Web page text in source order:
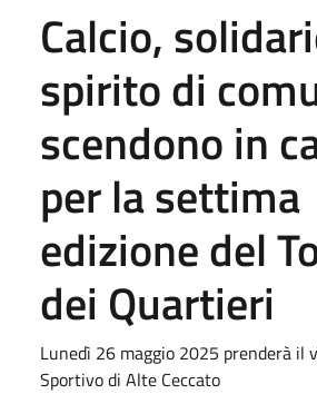
Calcio,
spirito di
scendono in
per la settima
edizione del
dei Quartieri
Lunedì 26 maggio 2025 prenderà il
Sportivo di Alte Ceccato